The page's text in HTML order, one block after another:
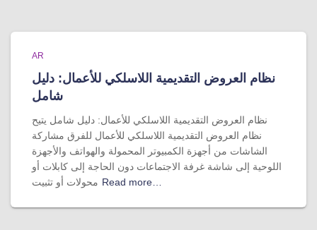
AR
نظام العروض التقديمية اللاسلكي للأعمال: دليل
شامل
نظام العروض التقديمية اللاسلكي للأعمال: دليل شامل يتيح
نظام العروض التقديمية اللاسلكي للأعمال للفرق مشاركة
الشاشات من أجهزة الكمبيوتر المحمولة والهواتف والأجهزة
اللوحية إلى شاشة غرفة الاجتماعات دون الحاجة إلى كابلات أو
محولات أو تثبيت Read more…